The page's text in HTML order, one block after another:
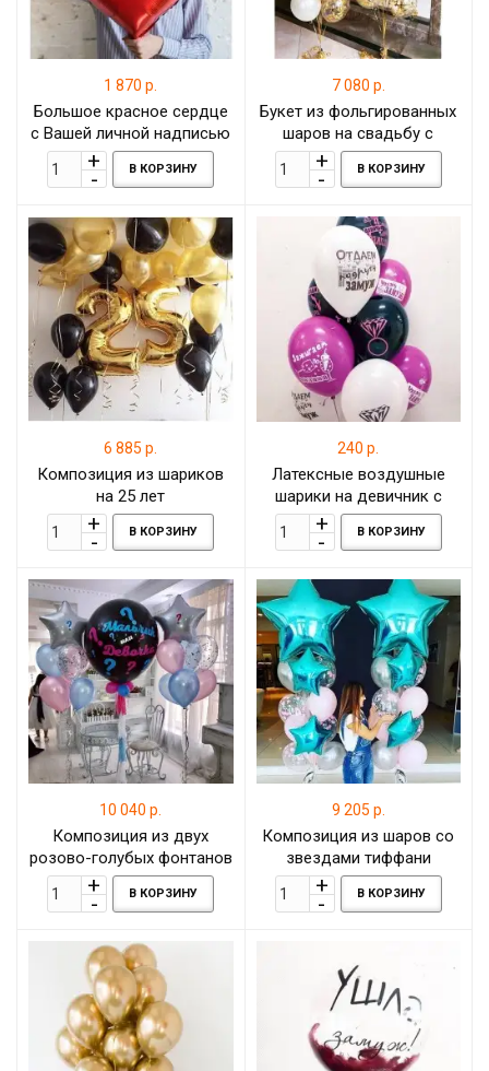
1 870 р.
Большое красное сердце
с Вашей личной надписью
В КОРЗИНУ
7 080 р.
Букет из фольгированных
шаров на свадьбу с
шарами конфетти
В КОРЗИНУ
6 885 р.
Композиция из шариков
на 25 лет
В КОРЗИНУ
240 р.
Латексные воздушные
шарики на девичник с
гелием
В КОРЗИНУ
10 040 р.
Композиция из двух
розово-голубых фонтанов
и шара-гиганта на гендер
-пати
В КОРЗИНУ
9 205 р.
Композиция из шаров со
звездами тиффани
В КОРЗИНУ